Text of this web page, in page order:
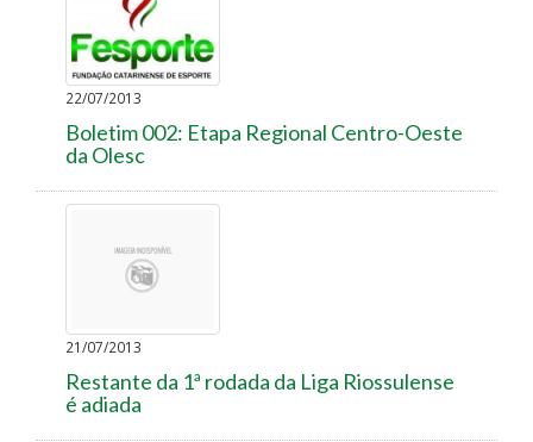
22/07/2013
Boletim 002: Etapa Regional Centro-Oeste
da Olesc
21/07/2013
Restante da 1ª rodada da Liga Riossulense
é adiada